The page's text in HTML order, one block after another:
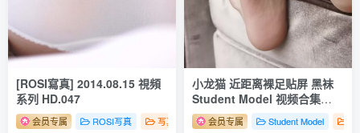
[ROSI寫真] 2014.08.15 視頻
系列 HD.047
会员专属 ROSI写真 写真系列（视频） # 性感 # 足控 # 丝袜
小龙猫 近距离裸足贴屏 黑袜
Student Model 视频合集
NO.12会员专属 Student Model